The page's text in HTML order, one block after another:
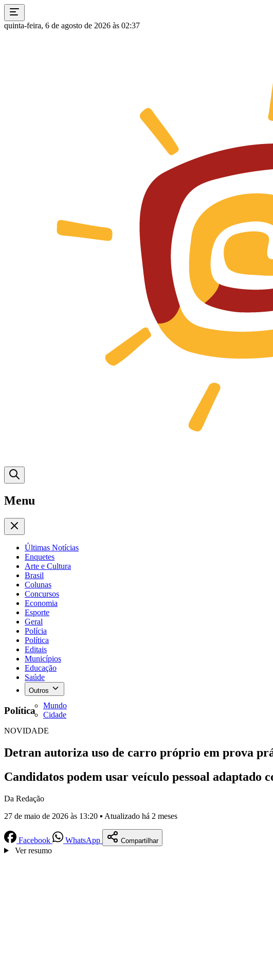
quinta-feira, 6 de agosto de 2026 às 02:37
Menu
Últimas Notícias
Enquetes
Arte e Cultura
Brasil
Colunas
Concursos
Economia
Esporte
Geral
Polícia
Política
Editais
Municípios
Educação
Saúde
Outros
Mundo
Cidade
Política
NOVIDADE
Detran autoriza uso de carro próprio em prova
Candidatos podem usar veículo pessoal
Da Redação
27 de maio de 2026 às 13:20 ▪ Atualizado há 2 meses
Facebook WhatsApp Compartilhar
Ver resumo